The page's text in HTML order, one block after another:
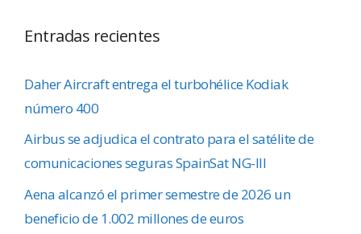
Entradas recientes
Daher Aircraft entrega el turbohélice Kodiak
número 400
Airbus se adjudica el contrato para el satélite de
comunicaciones seguras SpainSat NG-III
Aena alcanzó el primer semestre de 2026 un
beneficio de 1.002 millones de euros